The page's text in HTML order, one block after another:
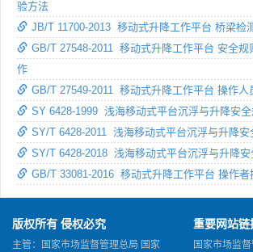
验方法
JB/T 11700-2013 移动式升降工作平台 桥梁检
GB/T 27548-2011 移动式升降工作平台 安全规
作
GB/T 27549-2011 移动式升降工作平台 操作人
SY 6428-1999 浅海移动式平台沉浮与升降安全
SY/T 6428-2011 浅海移动式平台沉浮与升降安
SY/T 6428-2018 浅海移动式平台沉浮与升降安
GB/T 33081-2016 移动式升降工作平台 操作者
版权所有 侵权必究
主管：国家市场监督管理总局 国家
重要网站链
国家市场监